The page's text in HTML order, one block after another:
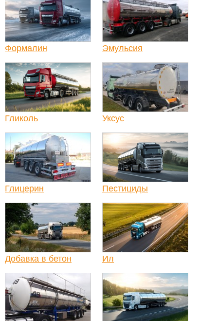
Формалин Эмульсия
Гликоль Уксус
Глицерин Пестициды
Добавка в бетон Ил